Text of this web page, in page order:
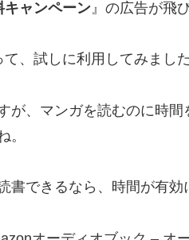
キャンペーン 』の広告が飛
、試しに利用してみました
が、マンガを読むのに時
。
書できるなら、時間が有